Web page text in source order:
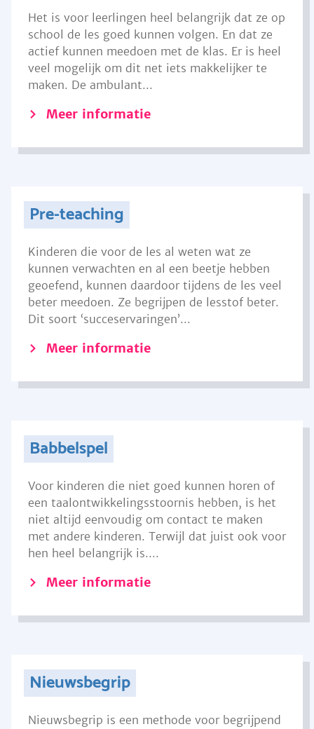
Het is voor leerlingen heel belangrijk dat ze op
school de les goed kunnen volgen. En dat ze
actief kunnen meedoen met de klas. Er is heel
veel mogelijk om dit net iets makkelijker te
maken. De ambulant...
Meer informatie
Pre-teaching
Kinderen die voor de les al weten wat ze
kunnen verwachten en al een beetje hebben
geoefend, kunnen daardoor tijdens de les veel
beter meedoen. Ze begrijpen de lesstof beter.
Dit soort ‘succeservaringen’...
Meer informatie
Babbelspel
Voor kinderen die niet goed kunnen horen of
een taalontwikkelingsstoornis hebben, is het
niet altijd eenvoudig om contact te maken
met andere kinderen. Terwijl dat juist ook voor
hen heel belangrijk is....
Meer informatie
Nieuwsbegrip
Nieuwsbegrip is een methode voor begrijpend